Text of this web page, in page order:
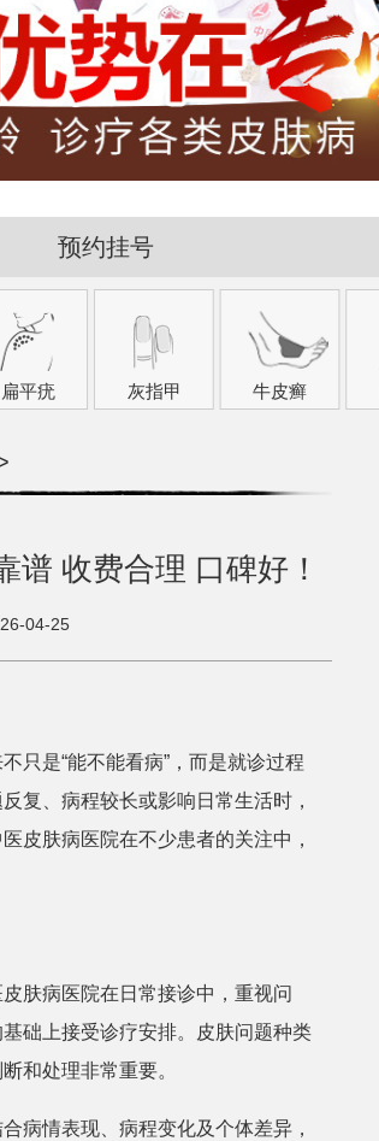
预约挂号
扁平疣 灰指甲 牛皮癣
收费合理 口碑好！
04-25
只是“能不能看病”，而是就诊过程
复、病程较长或影响日常生活时，
皮肤病医院在不少患者的关注中，
肤病医院在日常接诊中，重视问
础上接受诊疗安排。皮肤问题种类
和处理非常重要。
病情表现、病程变化及个体差异，